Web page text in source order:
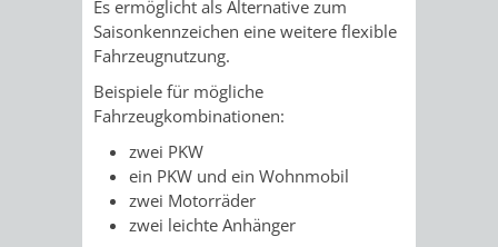
HILFE
MENSCHEN
MIT
BEHINDERUNG
MENSCHEN
MIT
DEMENZ
MIGRANTENBAUHERREN
TAGESORDNUNG
UMLEGUNGSAUSSCHUSS
BERATENDE
Es ermöglicht als Alternative zum
Saisonkennzeichen eine weitere flexible
Fahrzeugnutzung.
Beispiele für mögliche
Fahrzeugkombinationen:
zwei PKW
ein PKW und ein Wohnmobil
zwei Motorräder
zwei leichte Anhänger